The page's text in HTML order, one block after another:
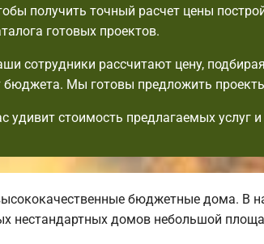
получить точный расчет цены
готовых проектов.
сотрудники рассчитают цену,
бюджета. Мы готовы предложить
удивит стоимость предлагаемых услуг
бюджетные дома. В
нестандартных домов небольшой